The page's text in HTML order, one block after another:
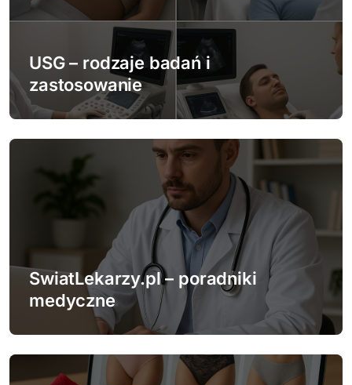
p
i
s
USG – rodzaje badań i
zastosowanie
SwiatLekarzy.pl – poradniki
medyczne